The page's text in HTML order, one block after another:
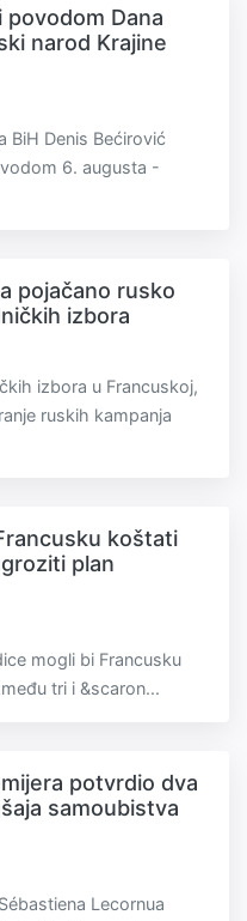
Dana
narod Krajine
BiH Denis Bećirović
6. augusta -
pojačano rusko
izbora
izbora u Francuskoj,
ruskih kampanja
koštati
plan
mogli bi Francusku
tri i &scaron...
potvrdio dva
samoubistva
Lecornua